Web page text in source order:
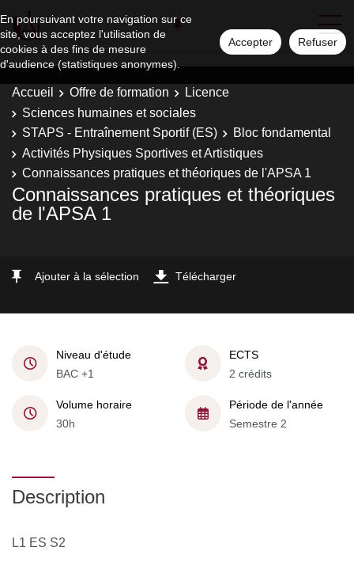
En poursuivant votre navigation sur ce
site, vous acceptez l'utilisation de
cookies à des fins de mesure
d'audience (statistiques anonymes).
Accepter Refuser
Accueil Offre de formation
Licence
Sciences humaines et sociales
STAPS - Entraînement Sportif (ES)
Bloc fondamental
Activités Physiques Sportives et Artistiques
Connaissances pratiques et théoriques de l'APSA 1
Connaissances pratiques et théoriques
de l'APSA 1
Ajouter à la sélection Télécharger
Niveau d'étude
BAC +1
ECTS
2 crédits
Volume horaire
30h
Période de l'année
Semestre 2
Description
L1 ES S2